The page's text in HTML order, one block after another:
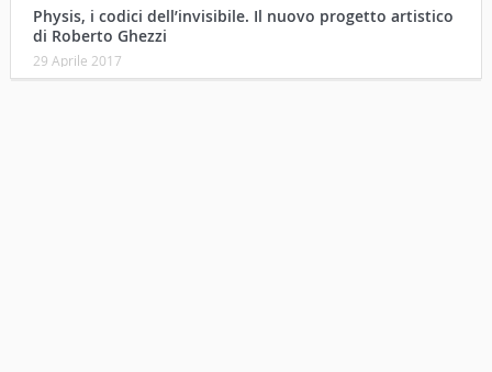
Physis, i codici dell’invisibile. Il nuovo progetto artistico
di Roberto Ghezzi
29 Aprile 2017